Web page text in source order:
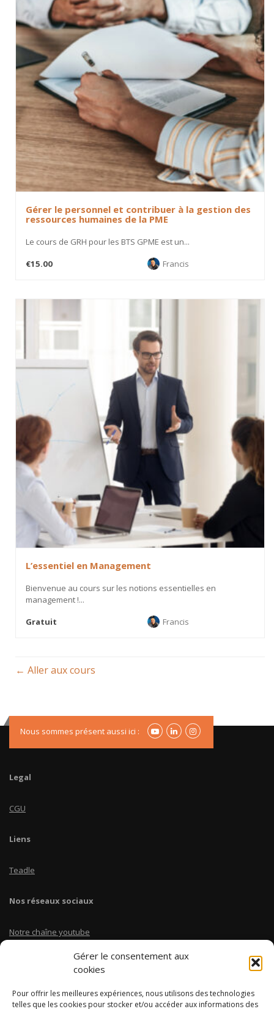
Gérer le consentement aux
cookies
Pour offrir les meilleures expériences, nous utilisons des technologies
telles que les cookies pour stocker et/ou accéder aux informations des
Gérer le personnel et contribuer à la gestion des
ressources humaines de la PME
Le cours de GRH pour les BTS GPME est un...
€15.00
Francis
L’essentiel en Management
Bienvenue au cours sur les notions essentielles en
management !...
Gratuit
Francis
Aller aux cours
Nous sommes présent aussi ici :
Legal
CGU
Liens
Teadle
Nos réseaux sociaux
Notre chaîne youtube
Instagram @coursbtscom